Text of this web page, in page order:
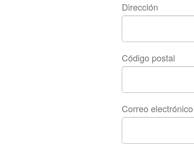
Dirección
Código postal
Correo electrónico